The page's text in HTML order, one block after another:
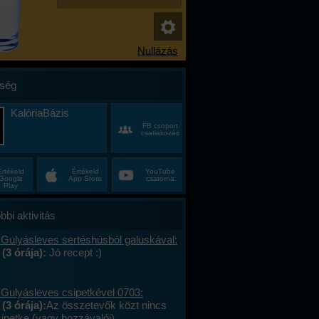
KalóriaBázis
FB csoport
csatlakozás
Play
Értékeld
App Store
YouTube
csatorna
aktivitás
sertéshúsból galuskával:
órája): Jó recept :)
csipetkével 0703:
órája):Az összetevők közt nincs